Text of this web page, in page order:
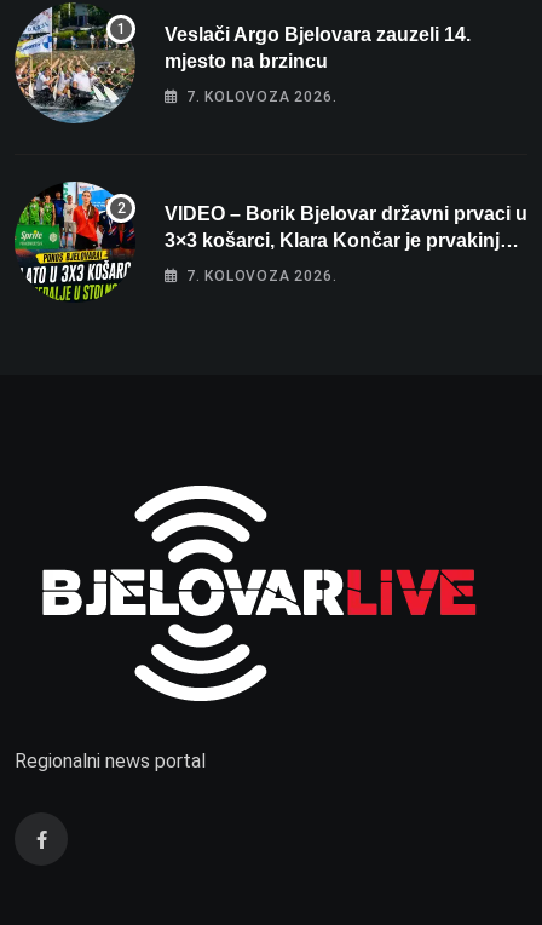
Veslači Argo Bjelovara zauzeli 14.
mjesto na brzincu
7. KOLOVOZA 2026.
VIDEO – Borik Bjelovar državni prvaci u
3×3 košarci, Klara Končar je prvakinja
Hrvatske u stolnom tenisu!
7. KOLOVOZA 2026.
Regionalni news portal